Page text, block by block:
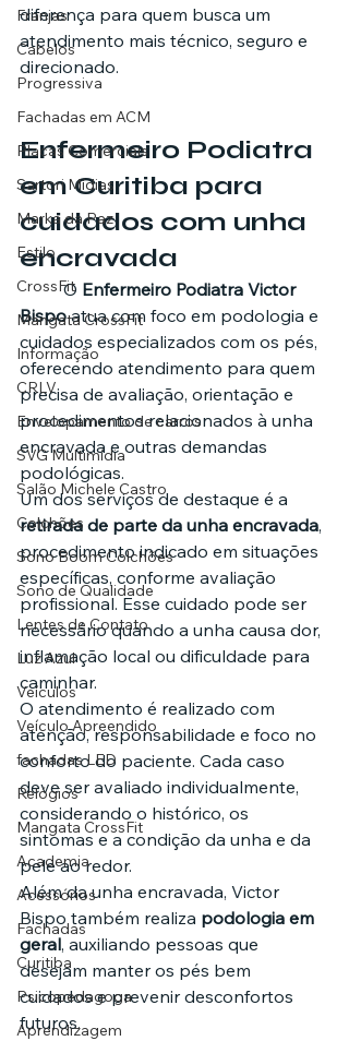
Franjas
Cabelos
Progressiva
Fachadas em ACM
Placas Comerciais
Sartori Mídias
Marka da Paz
Estilo
CrossFit
Mangata CrossFit
Informação
CRLV
Envelopamento de carros
SVG Multimídia
Salão Michele Castro
Colchões
Sono Boom Colchões
Sono de Qualidade
Lentes de Contato
Luz Azul
Veículos
Veículo Apreendido
fachadas LED
Relógios
Mangata CrossFit
Academia
Acessórios
Fachadas
Curitiba
Psicopedagoga
Aprendizagem
diferença para quem busca um
atendimento mais técnico, seguro e
direcionado.
Enfermeiro Podiatra
em Curitiba para
cuidados com unha
encravada
	O
Enfermeiro Podiatra Victor
Bispo atua com foco em podologia e
cuidados especializados com os pés,
oferecendo atendimento para quem
precisa de avaliação, orientação e
procedimentos relacionados à unha
encravada e outras demandas
podológicas.
Um dos serviços de destaque é a
retirada de parte da unha encravada,
procedimento indicado em situações
específicas, conforme avaliação
profissional. Esse cuidado pode ser
necessário quando a unha causa dor,
inflamação local ou dificuldade para
caminhar.
O atendimento é realizado com
atenção, responsabilidade e foco no
conforto do paciente. Cada caso
deve ser avaliado individualmente,
considerando o histórico, os
sintomas e a condição da unha e da
pele ao redor.
Além da unha encravada, Victor
Bispo também realiza podologia em
geral, auxiliando pessoas que
desejam manter os pés bem
cuidados e prevenir desconfortos
futuros.